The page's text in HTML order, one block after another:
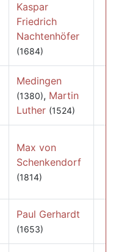
Kaspar
Friedrich
Nachtenhöfer
(1684)
Medingen
(1380), Martin
Luther (1524)
Max von
Schenkendorf
(1814)
Paul Gerhardt
(1653)